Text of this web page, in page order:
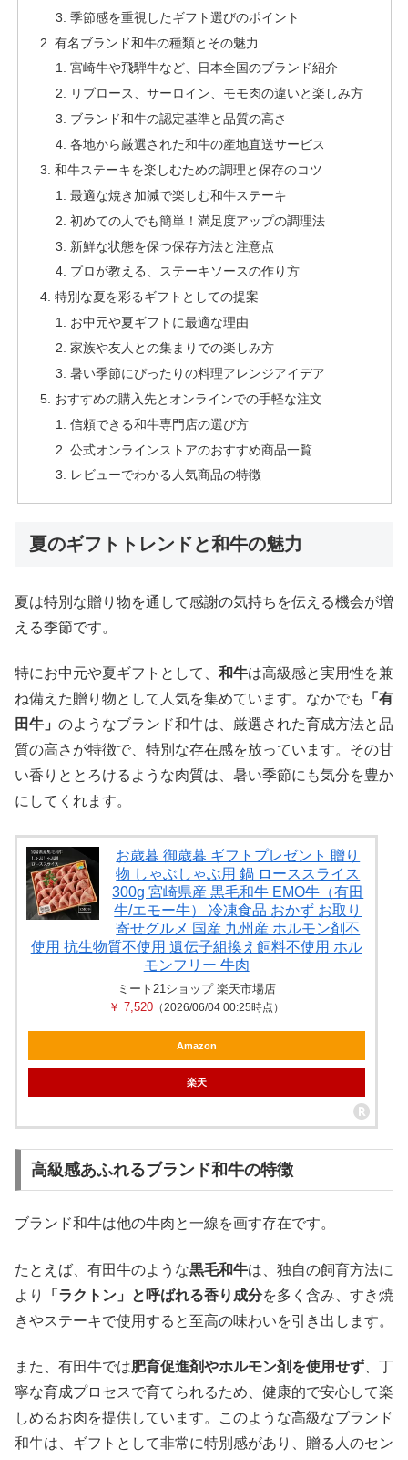
季節感を重視したギフト選びのポイント
有名ブランド和牛の種類とその魅力
宮崎牛や飛騨牛など、日本全国のブランド紹介
リブロース、サーロイン、モモ肉の違いと楽しみ方
ブランド和牛の認定基準と品質の高さ
各地から厳選された和牛の産地直送サービス
和牛ステーキを楽しむための調理と保存のコツ
最適な焼き加減で楽しむ和牛ステーキ
初めての人でも簡単！満足度アップの調理法
新鮮な状態を保つ保存方法と注意点
プロが教える、ステーキソースの作り方
特別な夏を彩るギフトとしての提案
お中元や夏ギフトに最適な理由
家族や友人との集まりでの楽しみ方
暑い季節にぴったりの料理アレンジアイデア
おすすめの購入先とオンラインでの手軽な注文
信頼できる和牛専門店の選び方
公式オンラインストアのおすすめ商品一覧
レビューでわかる人気商品の特徴
夏のギフトトレンドと和牛の魅力
夏は特別な贈り物を通して感謝の気持ちを伝える機会が増
える季節です。
特にお中元や夏ギフトとして、 和牛は高級感と実用性を兼
ね備えた贈り物として人気を集めています。なかでも
「有
田牛」 のようなブランド和牛は、厳選された育成方法と品
質の高さが特徴で、特別な存在感を放っています。その甘
い香りととろけるような肉質は、暑い季節にも気分を豊か
にしてくれます。
お歳暮 御歳暮 ギフトプレゼント 贈り
物 しゃぶしゃぶ用 鍋 ローススライス
300g 宮崎県産 黒毛和牛 EMO牛（有田
牛/エモー牛） 冷凍食品 おかず お取り
寄せグルメ 国産 九州産 ホルモン剤不
使用 抗生物質不使用 遺伝子組換え飼料不使用 ホル
モンフリー 牛肉
ミート21ショップ 楽天市場店
￥ 7,520 （2026/06/04 00:25時点）
Amazon
楽天
高級感あふれるブランド和牛の特徴
ブランド和牛は他の牛肉と一線を画す存在です。
たとえば、有田牛のような黒毛和牛は、独自の飼育方法に
より
「ラクトン」と呼ばれる香り成分を多く含み、すき焼
きやステーキで使用すると至高の味わいを引き出します。
また、有田牛では肥育促進剤やホルモン剤を使用せず 、丁
寧な育成プロセスで育てられるため、健康的で安心して楽
しめるお肉を提供しています。このような高級なブランド
和牛は、ギフトとして非常に特別感があり、贈る人のセン